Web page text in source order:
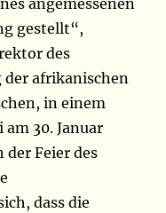
angemessenen
gestellt“,
des
der afrikanischen
in einem
30. Januar
der Feier des
dass die